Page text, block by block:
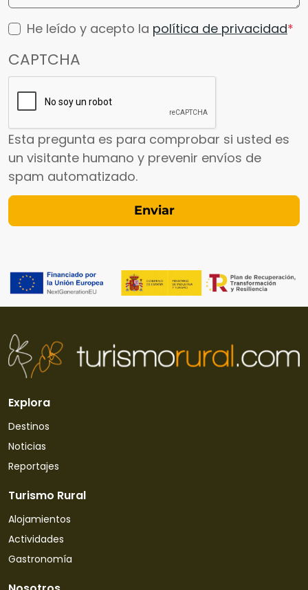
He leído y acepto la política de privacidad
CAPTCHA
Esta pregunta es para comprobar si usted es
un visitante humano y prevenir envíos de
spam automatizado.
Explora
Destinos
Noticias
Reportajes
Turismo Rural
Alojamientos
Actividades
Gastronomía